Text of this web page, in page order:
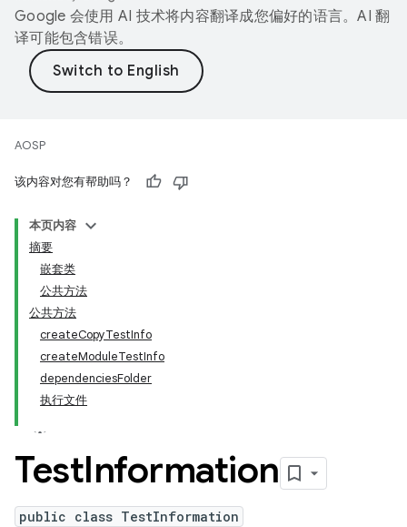
Google 会使用 AI 技术将内容翻译成您偏好的语言。AI 翻
译可能包含错误。
AOSP
该内容对您有帮助吗？
本页内容
摘要
嵌套类
公共方法
公共方法
createCopyTestInfo
createModuleTestInfo
dependenciesFolder
执行文件
TestInformation
public class TestInformation